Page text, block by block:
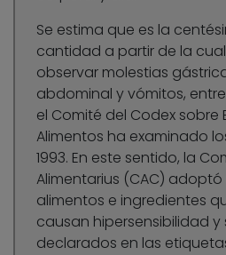
Se estima que es la
cantidad a partir de la
observar molestias
abdominal y vómitos,
el Comité del Codex
Alimentos ha examinado
1993. En este sentido, la
Alimentarius (CAC)
alimentos e ingredientes
causan hipersensibilidad
declarados en las